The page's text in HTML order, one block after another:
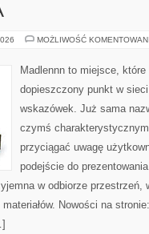
MOŻLIWOŚĆ
Madlennn to miejsce,
dopieszczony punkt w
wskazówek. Już sama
czymś
przyciągać uwagę
podejście do
w odbiorze przestrzeń,
Nowości na